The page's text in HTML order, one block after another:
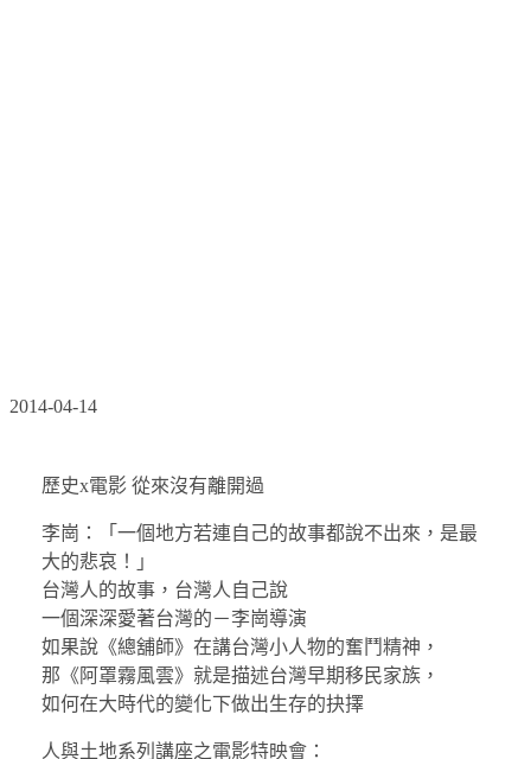
2014-04-14
歷史x電影 從來沒有離開過
李崗：「一個地方若連自己的故事都說不出來，是最
大的悲哀！」
台灣人的故事，台灣人自己說
一個深深愛著台灣的－李崗導演
如果說《總舖師》在講台灣小人物的奮鬥精神，
那《阿罩霧風雲》就是描述台灣早期移民家族，
如何在大時代的變化下做出生存的抉擇
人與土地系列講座之電影特映會：